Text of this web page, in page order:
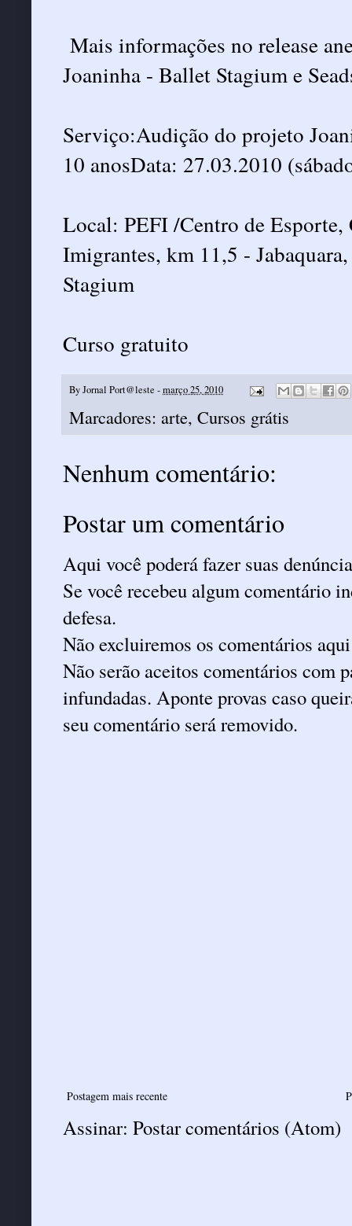
Mais informações no release
Joaninha - Ballet Stagium e
Serviço:Audição do projeto
10 anosData: 27.03.2010
Local: PEFI /Centro de
Imigrantes, km 11,5 -
Stagium
Curso gratuito
ByJornal Port@leste -março 25, 2010
Marcadores: arte, Cursos grátis
Nenhum comentário:
Postar um comentário
Aqui você poderá fazer suas
Se você recebeu algum comentário
defesa.
Não excluiremos os comentários
Não serão aceitos comentários com
infundadas. Aponte provas caso
seu comentário será removido.
Postagem mais recente
Assinar: Postar comentários (Atom)